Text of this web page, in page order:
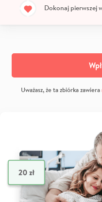
Dokonaj pierwszej
Uważasz, że ta zbiórka zawiera